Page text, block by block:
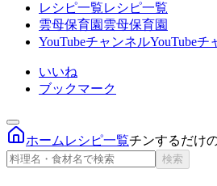
レシピ一覧レシピ一覧
雲母保育園 雲母保育園
YouTubeチャンネルYouTubeチ
いいね
ブックマーク
ホーム レシピ一覧チンするだけ
検索